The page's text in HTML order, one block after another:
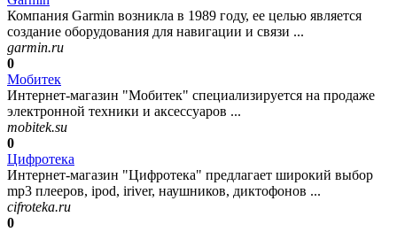
Компания Garmin возникла в 1989 году, ее целью является
создание оборудования для навигации и связи ...
garmin.ru
0
Мобитек
Интернет-магазин "Мобитек" специализируется на продаже
электронной техники и аксессуаров ...
mobitek.su
0
Цифротека
Интернет-магазин "Цифротека" предлагает широкий выбор
mp3 плееров, ipod, iriver, наушников, диктофонов ...
cifroteka.ru
0